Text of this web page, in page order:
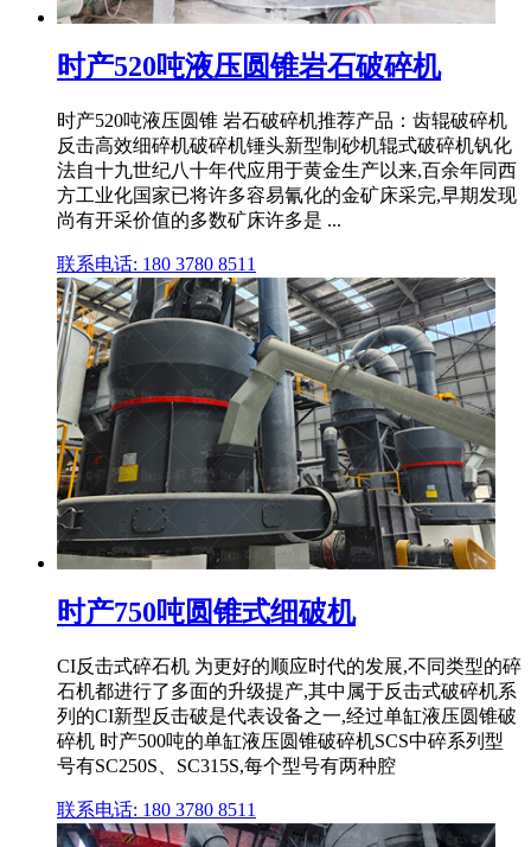
时产520吨液压圆锥岩石破碎机
时产520吨液压圆锥 岩石破碎机推荐产品：齿辊破碎机
反击高效细碎机破碎机锤头新型制砂机辊式破碎机钒化
法自十九世纪八十年代应用于黄金生产以来,百余年同西
方工业化国家已将许多容易氰化的金矿床采完,早期发现
尚有开采价值的多数矿床许多是 ...
联系电话: 180 3780 8511
时产750吨圆锥式细破机
CI反击式碎石机 为更好的顺应时代的发展,不同类型的碎
石机都进行了多面的升级提产,其中属于反击式破碎机系
列的CI新型反击破是代表设备之一,经过单缸液压圆锥破
碎机 时产500吨的单缸液压圆锥破碎机SCS中碎系列型
号有SC250S、SC315S,每个型号有两种腔
联系电话: 180 3780 8511